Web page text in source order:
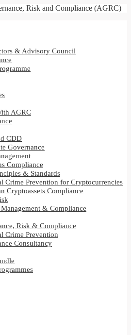
& Advisory Council
AGRC
CDD
Governance
Compliance
& Standards
Crime Prevention for Cryptocurrencies
Cryptoassets Compliance
& Compliance
Risk & Compliance
Crime Prevention
Consultancy